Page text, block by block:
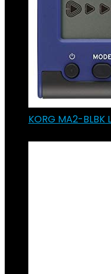
KORG MA2-